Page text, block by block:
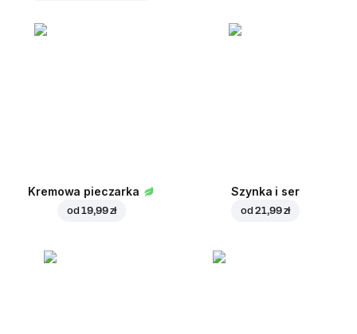
Kremowa pieczarka
od19,99 zł
Szynka i ser
od21,99 zł